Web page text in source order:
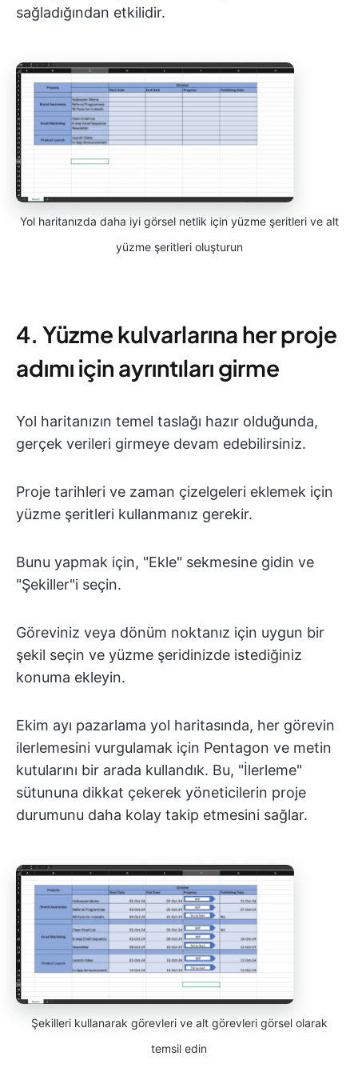
sağladığından etkilidir.
Yol haritanızda daha iyi görsel netlik için yüzme şeritleri ve alt
yüzme şeritleri oluşturun
4. Yüzme kulvarlarına her proje
adımı için ayrıntıları girme
Yol haritanızın temel taslağı hazır olduğunda,
gerçek verileri girmeye devam edebilirsiniz.
Proje tarihleri ve zaman çizelgeleri eklemek için
yüzme şeritleri kullanmanız gerekir.
Bunu yapmak için, "Ekle" sekmesine gidin ve
"Şekiller"i seçin.
Göreviniz veya dönüm noktanız için uygun bir
şekil seçin ve yüzme şeridinizde istediğiniz
konuma ekleyin.
Ekim ayı pazarlama yol haritasında, her görevin
ilerlemesini vurgulamak için Pentagon ve metin
kutularını bir arada kullandık. Bu, "İlerleme"
sütununa dikkat çekerek yöneticilerin proje
durumunu daha kolay takip etmesini sağlar.
Şekilleri kullanarak görevleri ve alt görevleri görsel olarak
temsil edin